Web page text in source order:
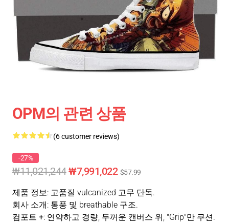
OPM의 관련 상품
(6 customer reviews)
-27%
₩11,021,244₩7,991,022 $57.99
제품 정보: 고품질 vulcanized 고무 단독.
회사 소개: 통풍 및 breathable 구조.
컴포트 +: 연약하고 경량, 두꺼운 캔버스 위, "Grip"만 쿠션.